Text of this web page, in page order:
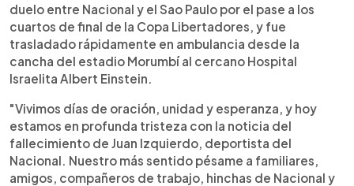
duelo entre Nacional y el Sao Paulo por el pase a los
cuartos de final de la Copa Libertadores, y fue
trasladado rápidamente en ambulancia desde la
cancha del estadio Morumbí al cercano Hospital
Israelita Albert Einstein.
"Vivimos días de oración, unidad y esperanza, y hoy
estamos en profunda tristeza con la noticia del
fallecimiento de Juan Izquierdo, deportista del
Nacional. Nuestro más sentido pésame a familiares,
amigos, compañeros de trabajo, hinchas de Nacional y